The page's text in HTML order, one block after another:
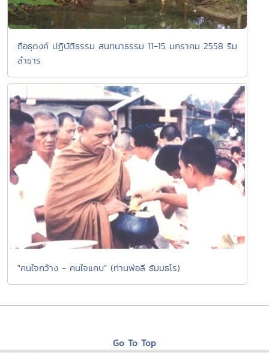
ถือธุดงค์ ปฏิบัติธรรม สนทนาธรรม 11-15 มกราคม 2558 ริม
ลำธาร
"คนใจกว้าง - คนใจแคบ" (ท่านพ่อลี ธัมมธโร)
Go To Top